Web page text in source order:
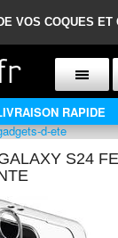
VOS COQUES ET
RAPIDE
S24